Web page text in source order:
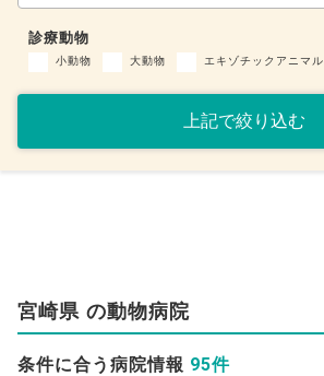
診療動物
小動物 大動物 エキゾチックアニマル
宮崎県 の動物病院
条件に合う病院情報 95件